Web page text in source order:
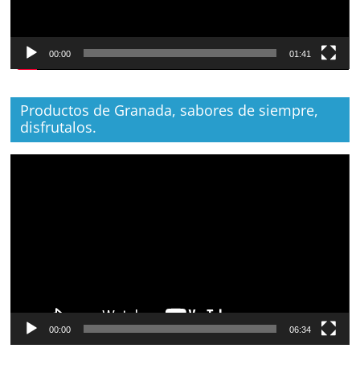
00:00 01:41
Productos de Granada, sabores de siempre,
disfrutalos.
00:00 06:34